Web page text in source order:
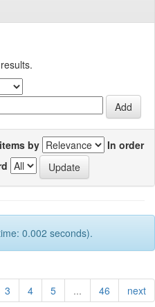
by
In order
0.002 seconds).
3 4 5 ... 46 next